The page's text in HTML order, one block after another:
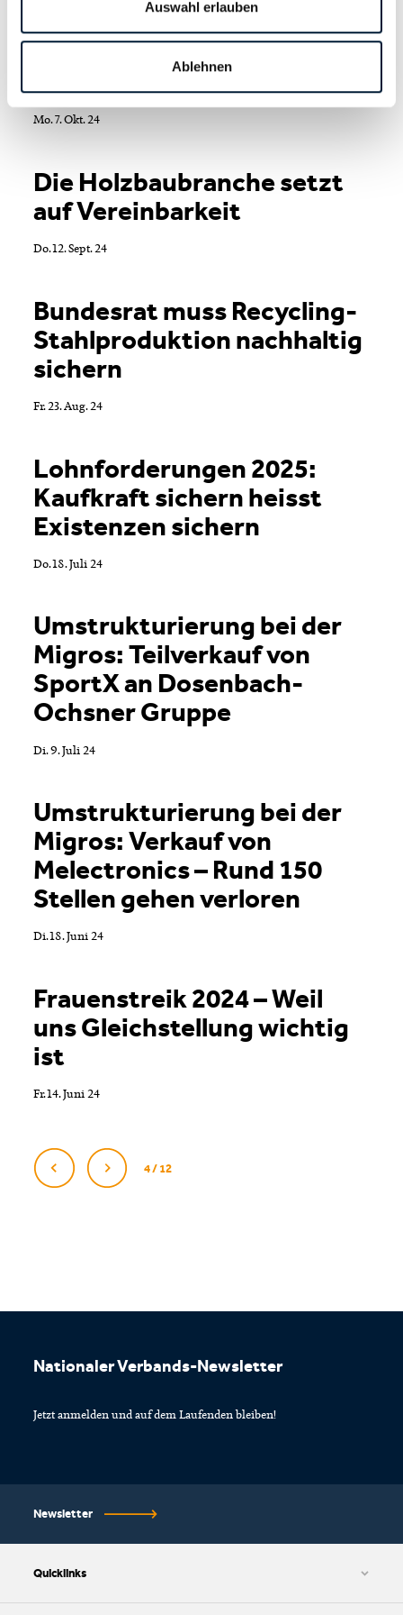
Auswahl erlauben
Ablehnen
Nullserie Kaufleute 2023
EBA und EFZ
Mo. 7. Okt. 24
Die Holzbaubranche setzt
auf Vereinbarkeit
Do. 12. Sept. 24
Bundesrat muss Recycling-
Stahlproduktion nachhaltig
sichern
Fr. 23. Aug. 24
Lohnforderungen 2025:
Kaufkraft sichern heisst
Existenzen sichern
Do. 18. Juli 24
Umstrukturierung bei der
Migros: Teilverkauf von
SportX an Dosenbach-
Ochsner Gruppe
Di. 9. Juli 24
Umstrukturierung bei der
Migros: Verkauf von
Melectronics – Rund 150
Stellen gehen verloren
Di. 18. Juni 24
Frauenstreik 2024 – Weil
uns Gleichstellung wichtig
ist
Fr. 14. Juni 24
4 / 12
Quicklinks
Nationaler Verbands-Newsletter
Jetzt anmelden und auf dem Laufenden bleiben!
Newsletter